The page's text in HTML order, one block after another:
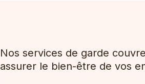
Nos services de garde
assurer le bien-être de vos